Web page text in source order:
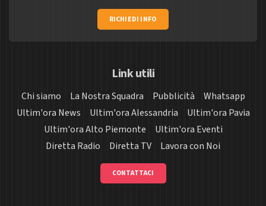
RICHIEDI INFO
Link utili
Chi siamo La Nostra Squadra Pubblicità
Whatsapp
Ultim'ora News
Ultim'ora Alessandria
Ultim'ora Pavia
Ultim'ora Alto Piemonte
Ultim'ora Eventi
Diretta Radio
Diretta TV Lavora con Noi
CONTATTACI